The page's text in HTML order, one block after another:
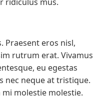
Praesent eros nisl,
rutrum erat. Vivamus
eu egestas
nec neque at tristique.
molestie molestie.